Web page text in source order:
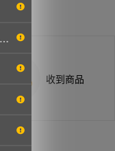
收到商品